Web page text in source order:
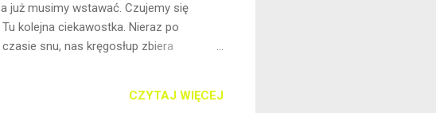
już musimy wstawać. Czujemy się
kolejna ciekawostka. Nieraz po
snu, nas kręgosłup zbiera
kawa jeszcze go podwyższa, ale też
a 15:00. Najlepiej kawki napić się...
CZYTAJ WIĘCEJ